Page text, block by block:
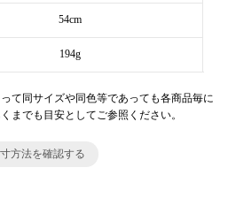
54cm
194g
て同サイズや同色等であっても各商品毎に
までも目安としてご参照ください。
方法を確認する